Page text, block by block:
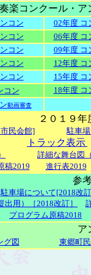
楽コンクール・
コン
02年度 コ
コン
06年度 コ
コン
09年度 コ
コン
12年度 コ
コン
15年度 コ
コン
18年度 コ
動画審査
２０１９
民会館] 駐車
トラック表示
詳細な舞台図
稿2019
進行表2019
参
駐車場について[2018改
出用）［2018改訂］
プログラム原稿2018
ア
グ図 東郷町